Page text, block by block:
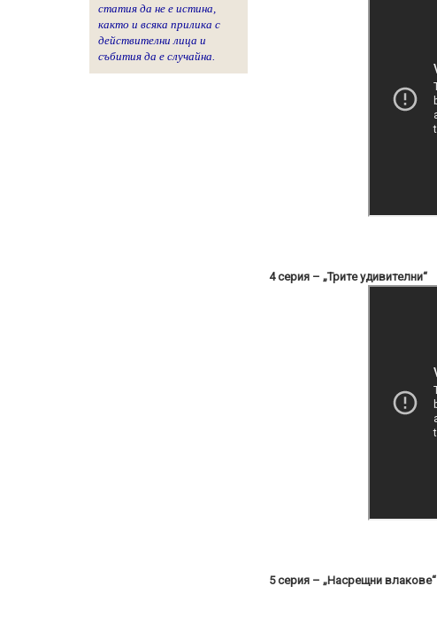
4 серия – „Трите удивителни“
5 серия – „Насрещни влакове“
статия да не е истина,
както и всяка прилика с
действителни лица и
събития да е случайна.